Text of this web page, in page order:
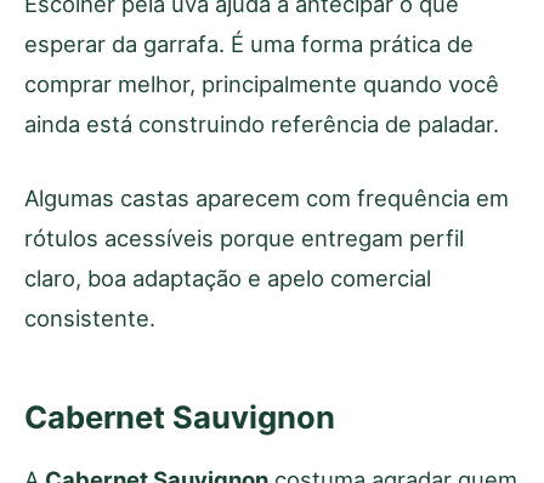
esperar da garrafa. É uma forma prática de
comprar melhor, principalmente quando você
ainda está construindo referência de paladar.
Algumas castas aparecem com frequência em
rótulos acessíveis porque entregam perfil
claro, boa adaptação e apelo comercial
consistente.
Cabernet Sauvignon